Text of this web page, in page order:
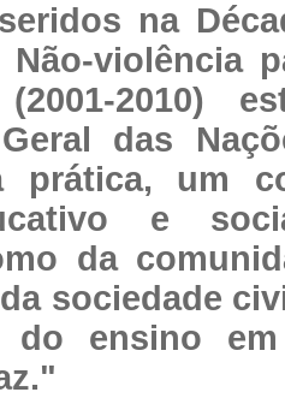
na
violência
2010)
das
prática, um
e
da
sociedade
do ensino